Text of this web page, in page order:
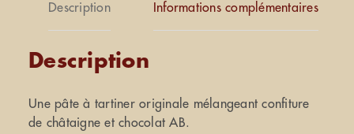
Description Informations complémentaires
Description
Une pâte à tartiner originale mélangeant confiture
de châtaigne et chocolat AB.